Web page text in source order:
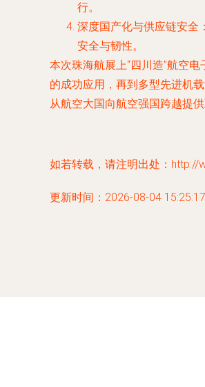
行。
深度国产化与供应链安全
安全与韧性。
本次珠海航展上“四川造”航空
的成功应用，再到多型先进机
从航空大国向航空强国跨越提供
如若转载，请注明出处：http://
更新时间：2026-08-04 15:25:17